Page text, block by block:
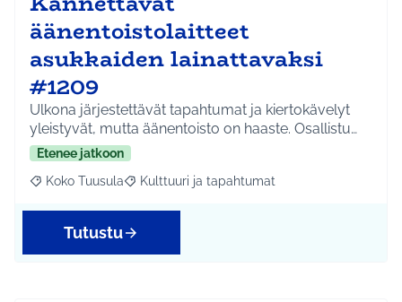
äänentoistolaitteet
asukkaiden lainattavaksi
#1209
Ulkona järjestettävät tapahtumat ja kiertokävelyt
yleistyvät, mutta äänentoisto on haaste. Osallistu…
Etenee jatkoon
Rajaa tulokset aihepiirin mukaan: Koko Tuusula
Koko Tuusula Rajaa tulokset teeman mukaan: Kulttuuri ja
Kulttuuri ja tapahtumat
Tutustu